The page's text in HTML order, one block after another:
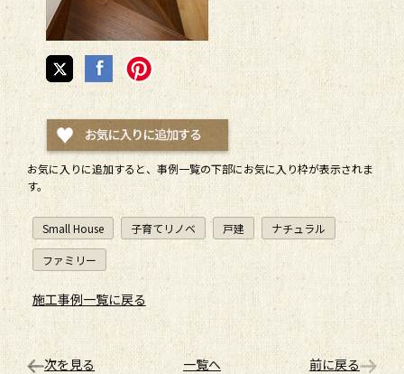
お気に入りに追加すると、 事例一覧の下部にお気に入り枠が表示されま
す。
Small House 子育てリノベ 戸建 ナチュラル
ファミリー
施工事例一覧に戻る
次を見る 一覧へ 前に戻る